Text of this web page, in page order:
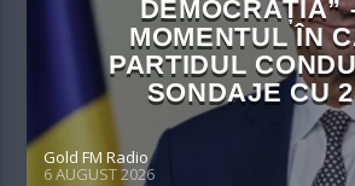
DEMOCRAȚIA”
MOMENTUL ÎN
PARTIDUL
SONDAJE CU
Gold FM Radio
6 AUGUST 2026